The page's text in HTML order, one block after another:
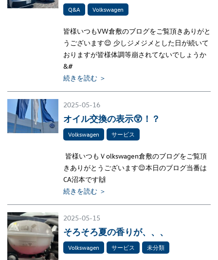
Q&A Volkswagen
皆様いつもVW倉敷のブログをご覧頂きありがと
うございます😌 少しジメジメとした日が続いて
おりますが皆様体調等崩されてないでしょうか
&#
続きを読む ＞
2025-05-16
オイル交換の表示😲！？
Volkswagen サービス
皆様いつもＶolkswagen倉敷のブログをご覧頂
きありがとうございます😌本日のブログ当番は
CA沼本です🙌
続きを読む ＞
2025-05-15
そろそろ夏の香りが、、、
Volkswagen サービス 未分類